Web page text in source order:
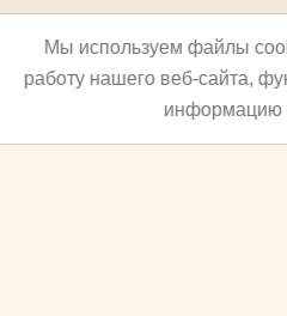
Мы используем файлы
работу нашего веб-сайта,
информацию